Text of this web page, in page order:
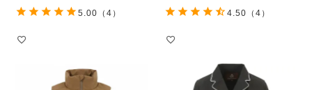
5.00 （4） 4.50 （4）